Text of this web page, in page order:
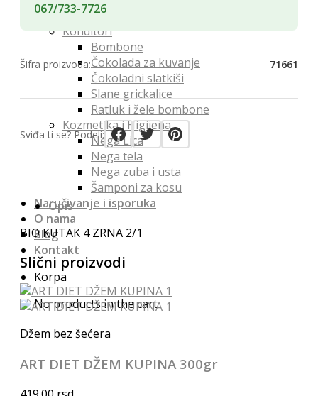
Namenski čajevi
Konditori
Bombone
Čokolada za kuvanje
Čokoladni slatkiši
Slane grickalice
Ratluk i žele bombone
Kozmetika i Higijena
Nega Lica
Nega tela
Nega zuba i usta
Šamponi za kosu
Naručivanje i isporuka
O nama
Blog
Kontakt
Korpa
No products in the cart.
067/733-7726
Šifra proizvoda: 71661
Sviđa ti se? Podeli:
Opis
BIO KUTAK 4 ZRNA 2/1
Slični proizvodi
Džem bez šećera
ART DIET DŽEM KUPINA 300gr